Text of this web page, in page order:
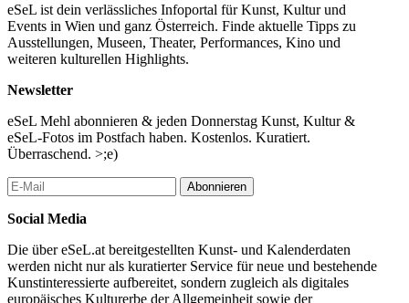
eSeL ist dein verlässliches Infoportal für Kunst, Kultur und
Events in Wien und ganz Österreich. Finde aktuelle Tipps zu
Ausstellungen, Museen, Theater, Performances, Kino und
weiteren kulturellen Highlights.
Newsletter
eSeL Mehl abonnieren & jeden Donnerstag Kunst, Kultur &
eSeL-Fotos im Postfach haben. Kostenlos. Kuratiert.
Überraschend. >;e)
Abonnieren
Social Media
Die über eSeL.at bereitgestellten Kunst- und Kalenderdaten
werden nicht nur als kuratierter Service für neue und bestehende
Kunstinteressierte aufbereitet, sondern zugleich als digitales
europäisches Kulturerbe der Allgemeinheit sowie der